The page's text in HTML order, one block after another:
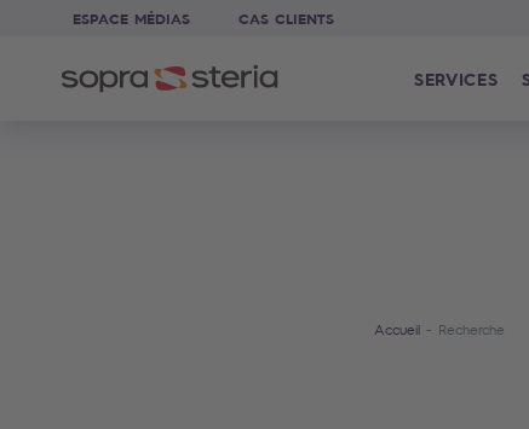
ESPACE MÉDIAS CAS CLIENTS
SERVICES
Accueil Recherche